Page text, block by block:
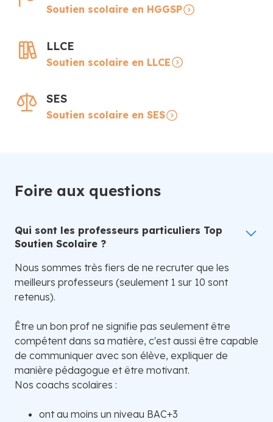
Soutien scolaire en HGGSP
LLCE
Soutien scolaire en LLCE
SES
Soutien scolaire en SES
Foire aux questions
Qui sont les professeurs particuliers Top
Soutien Scolaire ?
Nous sommes très fiers de ne recruter que les
meilleurs professeurs (seulement 1 sur 10 sont
retenus).
Être un bon prof ne signifie pas seulement être
compétent dans sa matière, c'est aussi être capable
de communiquer avec son élève, expliquer de
manière pédagogue et être motivant.
Nos coachs scolaires :
ont au moins un niveau BAC+3